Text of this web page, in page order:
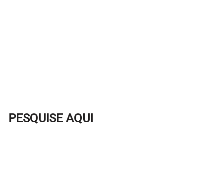
PESQUISE AQUI